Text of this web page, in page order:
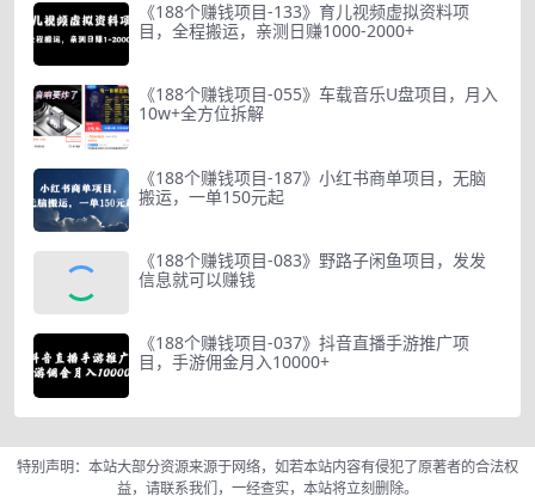
《188个赚钱项目-133》育儿视频虚拟资料项
目，全程搬运，亲测日赚1000-2000+
《188个赚钱项目-055》车载音乐U盘项目，月入
10w+全方位拆解
《188个赚钱项目-187》小红书商单项目，无脑
搬运，一单150元起
《188个赚钱项目-083》野路子闲鱼项目，发发
信息就可以赚钱
《188个赚钱项目-037》抖音直播手游推广项
目，手游佣金月入10000+
特别声明：本站大部分资源来源于网络，如若本站内容有侵犯了原著者的合法权
益，请联系我们，一经查实，本站将立刻删除。